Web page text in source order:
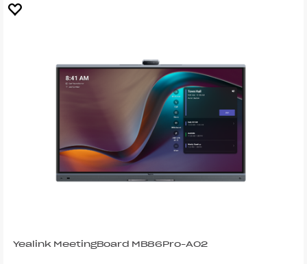
Yealink MeetingBoard MB86Pro-A02